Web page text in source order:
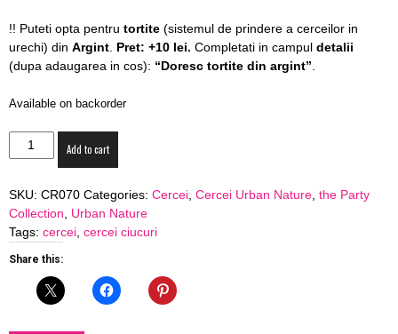
!! Puteti opta pentru tortite (sistemul de prindere a cerceilor in
urechi) din Argint Pret: +10 lei. Completati in campul detalii
(dupa adaugarea in cos): “Doresc tortite din argint”
Available on backorder
Cercei
"Sparkle
the
City"
cu
ciucuri
quantity
Add to cart
SKU: CR070 Categories: Cercei Cercei Urban Nature the Party
Collection
Urban Nature
Tags: cercei cercei ciucuri
Share this: